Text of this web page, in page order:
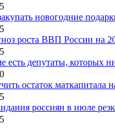
новогодние
роста ВВП России на
есть депутаты, которых
остаток маткапитала
россиян в июле